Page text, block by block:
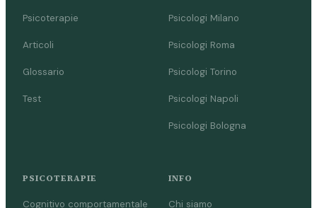
Psicoterapie
Articoli
Glossario
Test
Psicologi Milano
Psicologi Roma
Psicologi Torino
Psicologi Napoli
Psicologi Bologna
PSICOTERAPIE
Cognitivo comportamentale
INFO
Chi siamo